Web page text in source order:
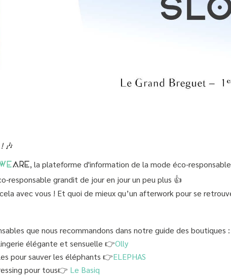
🎶
WEARE, la plateforme d'information de la mode éco-
responsable grandit de jour en jour un peu plus 👍
avec vous ! Et quoi de mieux qu’un afterwork pour se
que nous recommandons dans notre guide des boutiques :
élégante et sensuelle 👉Olly
pour sauver les éléphants 👉ELEPHAS
pour tous👉 Le Basiq